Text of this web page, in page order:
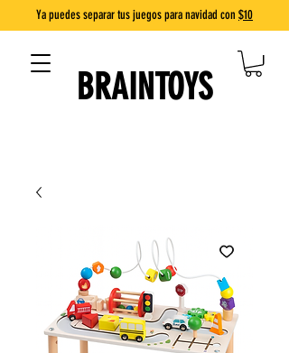
Ya puedes separar tus juegos para navidad con $10
BRAINTOYS